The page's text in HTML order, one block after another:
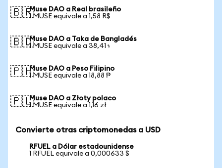
🇧🇷Muse DAO a Real brasileño
1 MUSE equivale a 1,58 R$
🇧🇩Muse DAO a Taka de Bangladés
1 MUSE equivale a 38,41 ৳
🇵🇭Muse DAO a Peso Filipino
1 MUSE equivale a 18,88 ₱
🇵🇱Muse DAO a Złoty polaco
1 MUSE equivale a 1,16 zł
Convierte otras criptomonedas a USD
RFUEL a Dólar estadounidense
1 RFUEL equivale a 0,000633 $